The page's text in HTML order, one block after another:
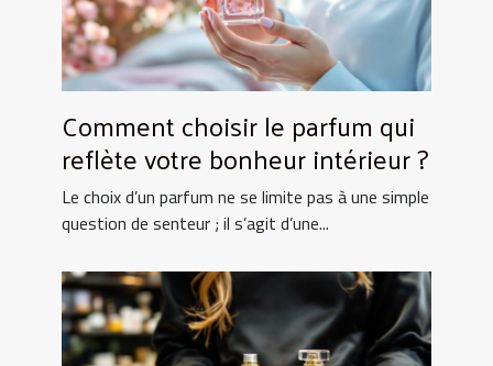
Comment choisir le parfum qui
reflète votre bonheur intérieur ?
Le choix d’un parfum ne se limite pas à une simple
question de senteur ; il s’agit d’une...